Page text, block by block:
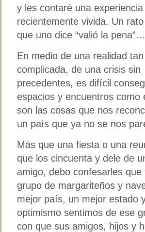
y les contaré una
recientemente vivida. Un
que uno dice “valió la pena”…
En medio de una realidad tan
complicada, de una crisis sin
precedentes, es difícil
espacios y encuentros como
son las cosas que nos
un país que ya no se nos
Más que una fiesta o una
que los cincuenta y dele de
amigo, debo confesarles
grupo de margariteños y
mejor país, un mejor estado
optimismo sentimos de ese
con que sus amigos, hijos y